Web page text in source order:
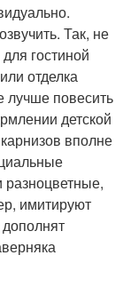
Так, не
гостиной
отделка
лучше повесить
детской
вполне
разноцветные,
имитируют